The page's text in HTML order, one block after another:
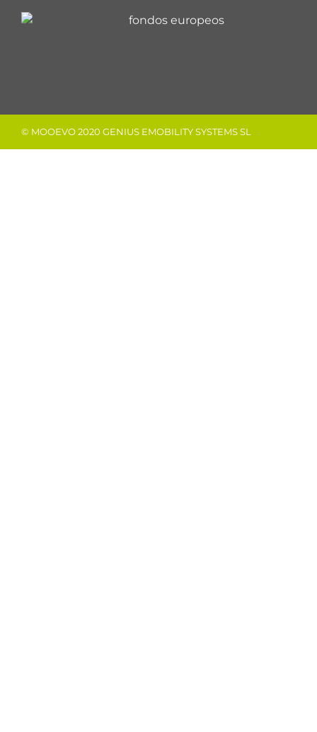
© MOOEVO 2020 GENIUS EMOBILITY SYSTEMS SL